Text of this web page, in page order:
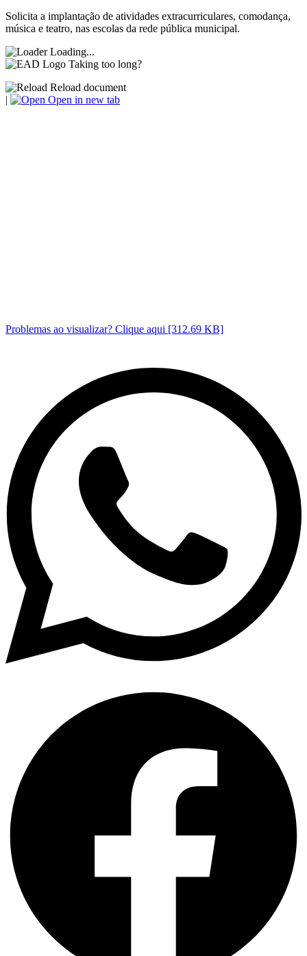
Solicita a implantação de atividades extracurriculares, comodança,
música e teatro, nas escolas da rede pública municipal.
Loading...
Taking too long?
Reload document
|
Open in new tab
Problemas ao visualizar? Clique aqui [312.69 KB]